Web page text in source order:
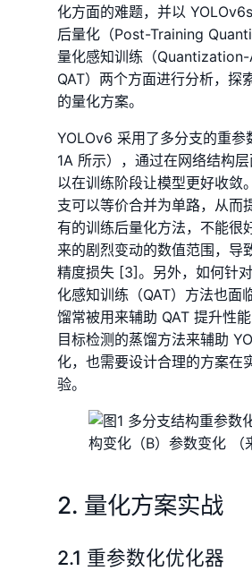
化方面的难题，并以
后量化（Post-Training
量化感知训练（
QAT）两个方面进行分析，探
的量化方案。
YOLOv6 采用了多分支的重
1A 所示），通过在网络结构
以在训练阶段让模型更好收敛
支可以等价合并为单路，从而
有的训练后量化方法，不能很
来的剧烈变动的数值范围，导
精度损失 [3]。另外，如何针
化感知训练（QAT）方法也面
馏常被用来辅助 QAT 提升性
目标检测的蒸馏方法来辅助
化，也需要设计合理的方案在
验。
2. 量化方案实战
2.1 重参数化优化器